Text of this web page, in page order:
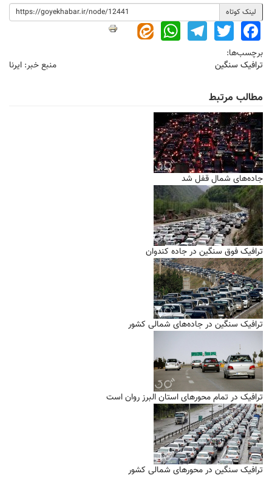
لینک کوتاه
Facebook
Twitter
Telegram
WhatsApp
برچسب‌ها:
ترافیک سنگین
منبع خبر: ایرنا
مطالب مرتبط
جاده‌های شمال قفل شد
ترافیک فوق سنگین در جاده کندوان
ترافیک سنگین در جاده‌های شمالی کشور
ترافیک در تمام محورهای استان البرز روان است
ترافیک سنگین در محورهای شمالی کشور